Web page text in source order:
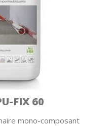
FIX 60
mono-composant